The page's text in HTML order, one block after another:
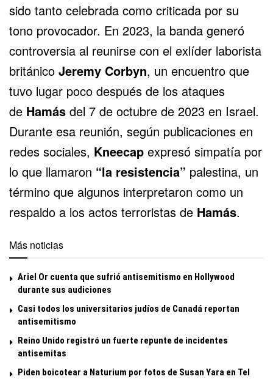
sido tanto celebrada como criticada por su
tono provocador. En 2023, la banda generó
controversia al reunirse con el exlíder laborista
británico Jeremy Corbyn, un encuentro que
tuvo lugar poco después de los ataques
de Hamás del 7 de octubre de 2023 en Israel.
Durante esa reunión, según publicaciones en
redes sociales, Kneecap expresó simpatía por
lo que llamaron “la resistencia” palestina, un
término que algunos interpretaron como un
respaldo a los actos terroristas de Hamás.
Más noticias
Ariel Or cuenta que sufrió antisemitismo en Hollywood
durante sus audiciones
Casi todos los universitarios judíos de Canadá reportan
antisemitismo
Reino Unido registró un fuerte repunte de incidentes
antisemitas
Piden boicotear a Naturium por fotos de Susan Yara en Tel